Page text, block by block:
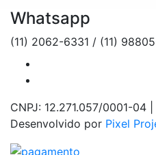
Whatsapp
(11) 2062-6331 / (11)
CNPJ: 12.271.057/0001-04
Desenvolvido por Pixel